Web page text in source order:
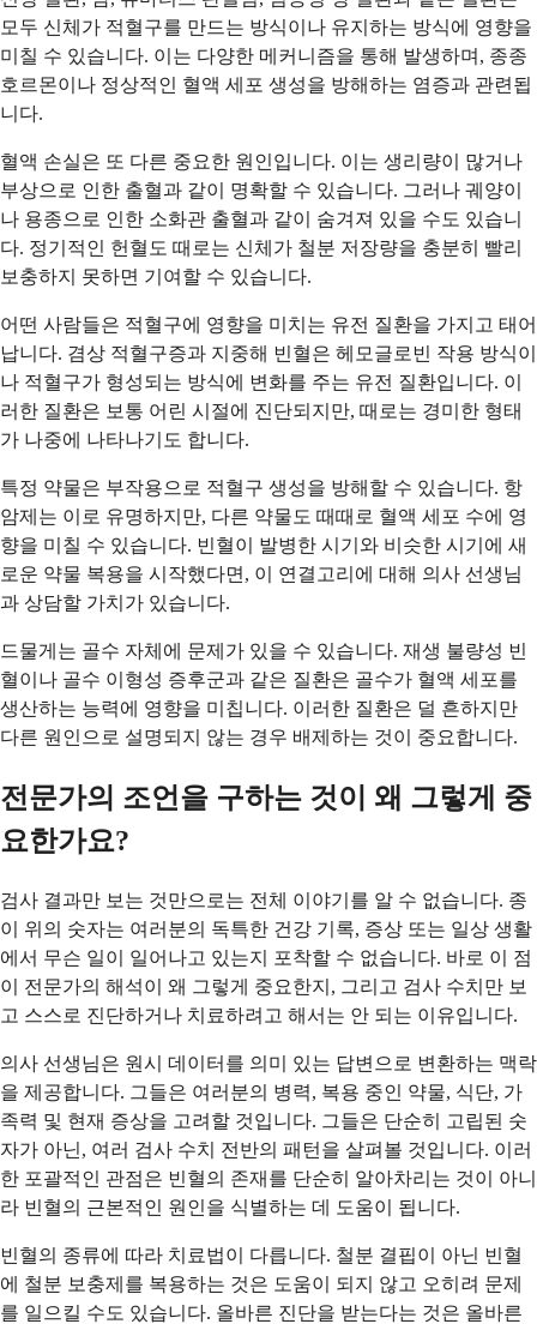
모두 신체가 적혈구를 만드는 방식이나 유지하는 방식에 영향을
미칠 수 있습니다. 이는 다양한 메커니즘을 통해 발생하며, 종종
호르몬이나 정상적인 혈액 세포 생성을 방해하는 염증과 관련됩
니다.
혈액 손실은 또 다른 중요한 원인입니다. 이는 생리량이 많거나
부상으로 인한 출혈과 같이 명확할 수 있습니다. 그러나 궤양이
나 용종으로 인한 소화관 출혈과 같이 숨겨져 있을 수도 있습니
다. 정기적인 헌혈도 때로는 신체가 철분 저장량을 충분히 빨리
보충하지 못하면 기여할 수 있습니다.
어떤 사람들은 적혈구에 영향을 미치는 유전 질환을 가지고 태어
납니다. 겸상 적혈구증과 지중해 빈혈은 헤모글로빈 작용 방식이
나 적혈구가 형성되는 방식에 변화를 주는 유전 질환입니다. 이
러한 질환은 보통 어린 시절에 진단되지만, 때로는 경미한 형태
가 나중에 나타나기도 합니다.
특정 약물은 부작용으로 적혈구 생성을 방해할 수 있습니다. 항
암제는 이로 유명하지만, 다른 약물도 때때로 혈액 세포 수에 영
향을 미칠 수 있습니다. 빈혈이 발병한 시기와 비슷한 시기에 새
로운 약물 복용을 시작했다면, 이 연결고리에 대해 의사 선생님
과 상담할 가치가 있습니다.
드물게는 골수 자체에 문제가 있을 수 있습니다. 재생 불량성 빈
혈이나 골수 이형성 증후군과 같은 질환은 골수가 혈액 세포를
생산하는 능력에 영향을 미칩니다. 이러한 질환은 덜 흔하지만
다른 원인으로 설명되지 않는 경우 배제하는 것이 중요합니다.
전문가의 조언을 구하는 것이 왜 그렇게 중
요한가요?
검사 결과만 보는 것만으로는 전체 이야기를 알 수 없습니다. 종
이 위의 숫자는 여러분의 독특한 건강 기록, 증상 또는 일상 생활
에서 무슨 일이 일어나고 있는지 포착할 수 없습니다. 바로 이 점
이 전문가의 해석이 왜 그렇게 중요한지, 그리고 검사 수치만 보
고 스스로 진단하거나 치료하려고 해서는 안 되는 이유입니다.
의사 선생님은 원시 데이터를 의미 있는 답변으로 변환하는 맥락
을 제공합니다. 그들은 여러분의 병력, 복용 중인 약물, 식단, 가
족력 및 현재 증상을 고려할 것입니다. 그들은 단순히 고립된 숫
자가 아닌, 여러 검사 수치 전반의 패턴을 살펴볼 것입니다. 이러
한 포괄적인 관점은 빈혈의 존재를 단순히 알아차리는 것이 아니
라 빈혈의 근본적인 원인을 식별하는 데 도움이 됩니다.
빈혈의 종류에 따라 치료법이 다릅니다. 철분 결핍이 아닌 빈혈
에 철분 보충제를 복용하는 것은 도움이 되지 않고 오히려 문제
를 일으킬 수도 있습니다. 올바른 진단을 받는다는 것은 올바른